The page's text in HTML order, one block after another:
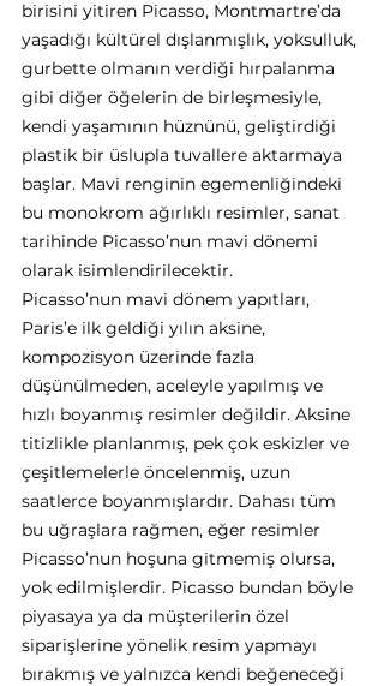
birisini yitiren Picasso, Montmartre’da
yaşadığı kültürel dışlanmışlık, yoksulluk,
gurbette olmanın verdiği hırpalanma
gibi diğer öğelerin de birleşmesiyle,
kendi yaşamının hüznünü, geliştirdiği
plastik bir üslupla tuvallere aktarmaya
başlar. Mavi renginin egemenliğindeki
bu monokrom ağırlıklı resimler, sanat
tarihinde Picasso’nun mavi dönemi
olarak isimlendirilecektir.
Picasso’nun mavi dönem yapıtları,
Paris’e ilk geldiği yılın aksine,
kompozisyon üzerinde fazla
düşünülmeden, aceleyle yapılmış ve
hızlı boyanmış resimler değildir. Aksine
titizlikle planlanmış, pek çok eskizler ve
çeşitlemelerle öncelenmiş, uzun
saatlerce boyanmışlardır. Dahası tüm
bu uğraşlara rağmen, eğer resimler
Picasso’nun hoşuna gitmemiş olursa,
yok edilmişlerdir. Picasso bundan böyle
piyasaya ya da müşterilerin özel
siparişlerine yönelik resim yapmayı
bırakmış ve yalnızca kendi beğeneceği